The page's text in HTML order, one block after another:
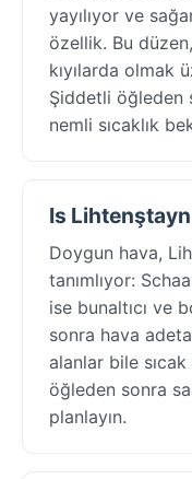
yayılıyor ve
özellik. Bu
kıyılarda olmak
Şiddetli öğleden
nemli sıcaklık
Is
Doygun hava,
tanımlıyor:
ise bunaltıcı ve
sonra hava
alanlar bile
öğleden sonra
planlayın.